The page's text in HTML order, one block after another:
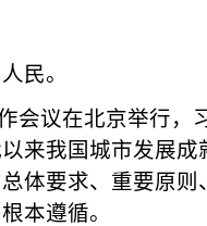
民。
会议在北京举行，
来我国城市发展
体要求、重要原
本遵循。